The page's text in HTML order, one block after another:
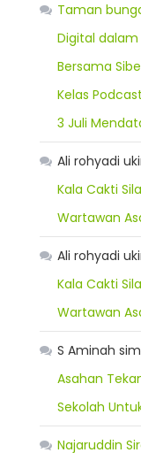
Taman
Digital
Bersama
Kelas
3 Juli
Ali rohyadi
Kala Cakti
Wartawan
Ali rohyadi
Kala Cakti
Wartawan
S Aminah
Asahan
Sekolah
Najaruddin